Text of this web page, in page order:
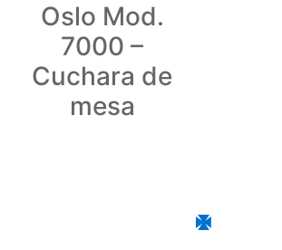
Oslo Mod.
7000 –
Cuchara de
mesa